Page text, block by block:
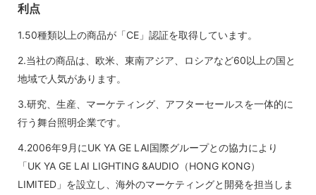
利点
1.50種類以上の商品が「CE」認証を取得しています。
2.当社の商品は、欧米、東南アジア、ロシアなど60以上の国と
地域で人気があります。
3.研究、生産、マーケティング、アフターセールスを一体的に
行う舞台照明企業です。
4.2006年9月にUK YA GE LAI国際グループとの協力により
「UK YA GE LAI LIGHTING &AUDIO（HONG KONG）
LIMITED」を設立し、海外のマーケティングと開発を担当しま